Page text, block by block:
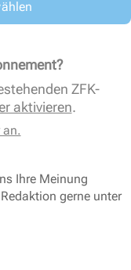
ZFK-
aktivieren.
an.
Ihre Meinung
gerne unter